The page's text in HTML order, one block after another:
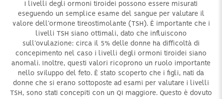
I livelli degli ormoni tiroidei possono essere misurati
eseguendo un semplice esame del sangue per valutare il
valore dell’ormone tireostimolante (TSH). È importante che i
livelli TSH siano ottimali, dato che influiscono
sull’ovulazione: circa il 5% delle donne ha difficoltà di
concepimento nel caso i livelli degli ormoni tiroidei siano
anomali. Inoltre, questi valori ricoprono un ruolo importante
nello sviluppo del feto. È stato scoperto che i figli, nati da
donne che si erano sottoposte ad esami per valutare i livelli
TSH, sono stati concepiti con un QI maggiore. Questo è dovuto